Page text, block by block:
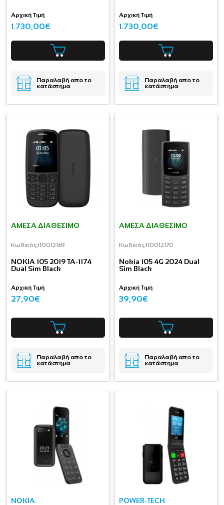
Αρχική Τιμή
1.730,00€
Παραλαβή απο το
κατάστημα
Αρχική Τιμή
1.730,00€
Παραλαβή απο το
κατάστημα
ΆΜΕΣΑ ΔΙΑΘΈΣΙΜΟ
Κωδικός:I10012169
NOKIA 105 2019 TA-1174
Dual Sim Black
Αρχική Τιμή
27,90€
Παραλαβή απο το
κατάστημα
ΆΜΕΣΑ ΔΙΑΘΈΣΙΜΟ
Κωδικός:I10012170
Nokia 105 4G 2024 Dual
Sim Black
Αρχική Τιμή
39,90€
Παραλαβή απο το
κατάστημα
NOKIA
POWER-TECH